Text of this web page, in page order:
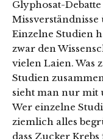
Glyphosat-
Missverständnisse
Einzelne Studien
zwar den
vielen Laien. Was
Studien
sieht man nur mit
Wer einzelne
ziemlich alles
dass Zucker